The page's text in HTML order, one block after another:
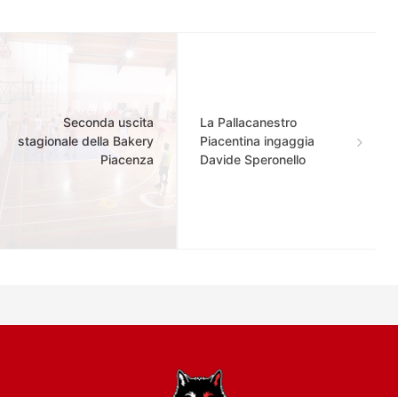
Seconda uscita
stagionale della Bakery
Piacenza
La Pallacanestro
Piacentina ingaggia
Davide Speronello